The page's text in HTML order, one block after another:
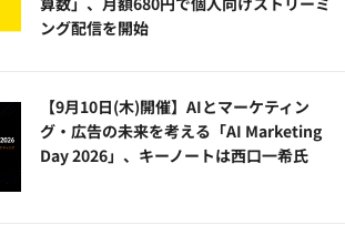
ング配信を開始
【9月10日(木)開催】AIとマーケティン
グ・広告の未来を考える「AI Marketing
Day 2026」、キーノートは西口一希氏